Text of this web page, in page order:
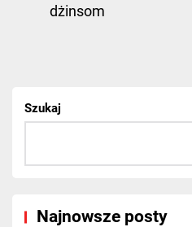
dżinsom
Szukaj
Najnowsze posty